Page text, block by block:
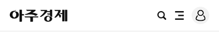
아
주
경
검
전
로
그